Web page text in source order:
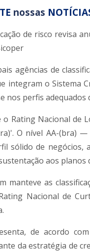
nossas
de risco revisa
agências de
integram o Sistema
nos perfis
Rating Nacional de
O nível AA-(bra)
sólido de negócios,
aos planos
manteve as
Nacional de
de acordo
da estratégia de